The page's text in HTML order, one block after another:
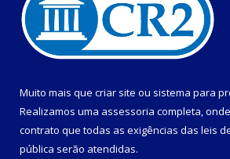
Muito mais que criar site ou sistema para
Realizamos uma assessoria completa,
contrato que todas as exigências das leis
pública serão atendidas.